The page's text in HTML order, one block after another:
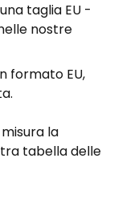
taglia EU -
nostre
formato EU,
la
tabella delle